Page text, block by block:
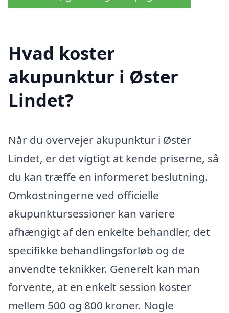
Hvad koster
akupunktur i Øster
Lindet?
Når du overvejer akupunktur i Øster
Lindet, er det vigtigt at kende priserne, så
du kan træffe en informeret beslutning.
Omkostningerne ved officielle
akupunktursessioner kan variere
afhængigt af den enkelte behandler, det
specifikke behandlingsforløb og de
anvendte teknikker. Generelt kan man
forvente, at en enkelt session koster
mellem 500 og 800 kroner. Nogle